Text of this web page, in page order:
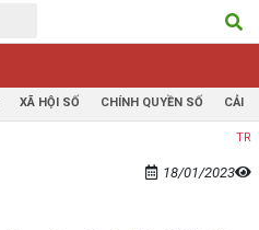
XÃ HỘI SỐ CHÍNH QUYỀN SỐ CẢI
TRANG THÔNG
18/01/2023